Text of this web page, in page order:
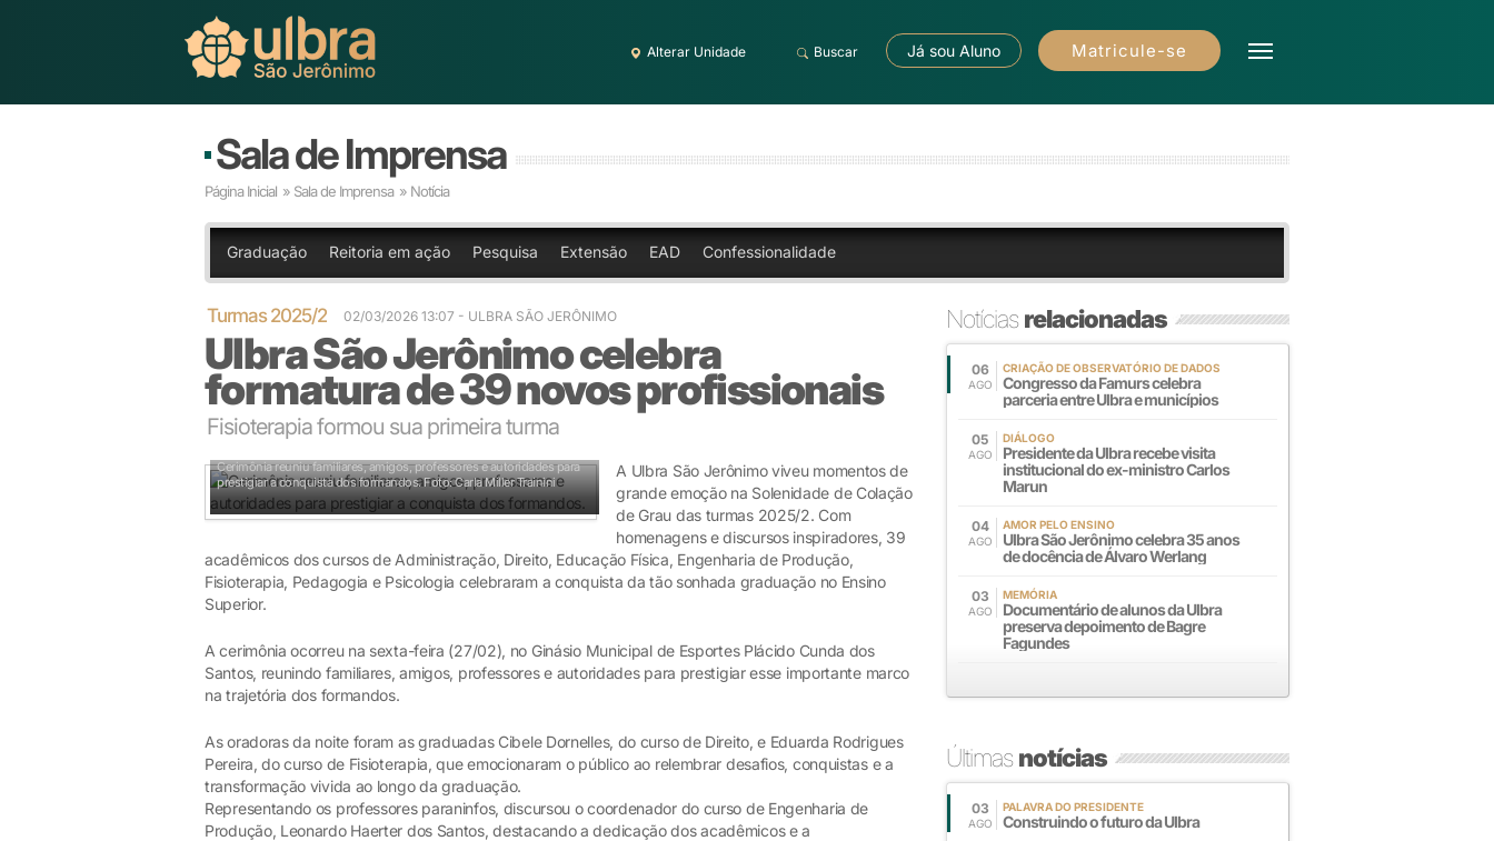
Alterar Unidade Buscar Já sou Aluno Matricule-se
Sala de Imprensa
Página Inicial » Sala de Imprensa » Notícia
Graduação Reitoria em ação Pesquisa Extensão EAD Confessionalidade
Turmas 2025/2 02/03/2026 13:07 - ULBRA SÃO JERÔNIMO
Ulbra São Jerônimo celebra
formatura de 39 novos profissionais
Fisioterapia formou sua primeira turma
Cerimônia reuniu familiares, amigos, professores e autoridades para
prestigiar a conquista dos formandos. Foto: Carla Miller Trainini
A Ulbra São Jerônimo viveu momentos de
grande emoção na Solenidade de Colação
de Grau das turmas 2025/2. Com
homenagens e discursos inspiradores, 39
acadêmicos dos cursos de Administração, Direito, Educação Física, Engenharia de Produção,
Fisioterapia, Pedagogia e Psicologia celebraram a conquista da tão sonhada graduação no Ensino
Superior.
A cerimônia ocorreu na sexta-feira (27/02), no Ginásio Municipal de Esportes Plácido Cunda dos
Santos, reunindo familiares, amigos, professores e autoridades para prestigiar esse importante marco
na trajetória dos formandos.
As oradoras da noite foram as graduadas Cibele Dornelles, do curso de Direito, e Eduarda Rodrigues
Pereira, do curso de Fisioterapia, que emocionaram o público ao relembrar desafios, conquistas e a
transformação vivida ao longo da graduação.
Representando os professores paraninfos, discursou o coordenador do curso de Engenharia de
Produção, Leonardo Haerter dos Santos, destacando a dedicação dos acadêmicos e a
Notíciasrelacionadas
06
AGO
CRIAÇÃO DE OBSERVATÓRIO DE DADOS
Congresso da Famurs celebra
parceria entre Ulbra e municípios
05
AGO
DIÁLOGO
Presidente da Ulbra recebe visita
institucional do ex-ministro Carlos
Marun
04
AGO
AMOR PELO ENSINO
Ulbra São Jerônimo celebra 35 anos
de docência de Álvaro Werlang
03
AGO
MEMÓRIA
Documentário de alunos da Ulbra
preserva depoimento de Bagre
Fagundes
Últimasnotícias
03
AGO
PALAVRA DO PRESIDENTE
Construindo o futuro da Ulbra